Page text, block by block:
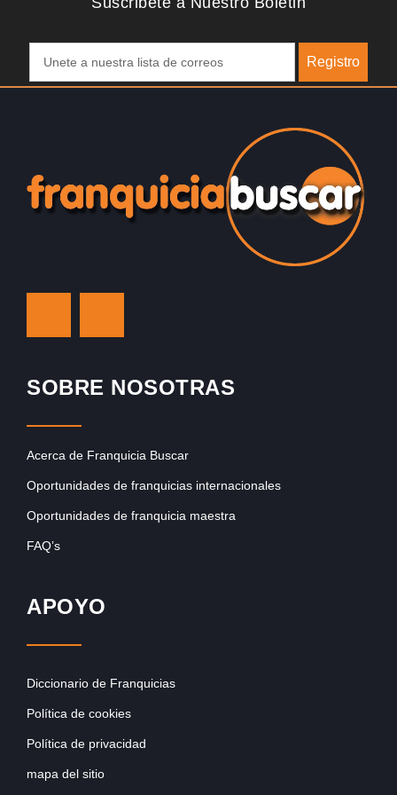
Registro
SOBRE NOSOTRAS
Acerca de Franquicia Buscar
Oportunidades de franquicias internacionales
Oportunidades de franquicia maestra
FAQ’s
APOYO
Diccionario de Franquicias
Política de cookies
Política de privacidad
mapa del sitio